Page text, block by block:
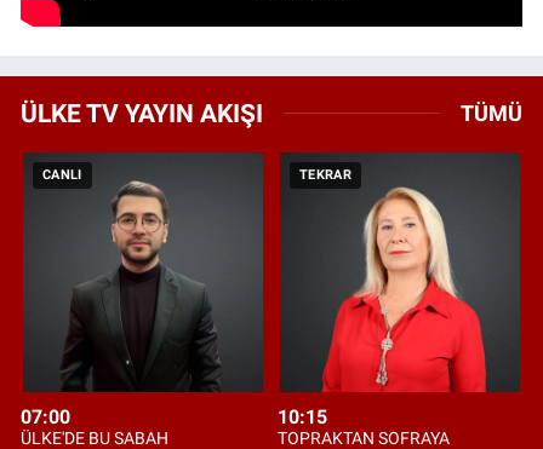
ÜLKE TV YAYIN AKIŞI TÜMÜ
CANLI
07:00
ÜLKE'DE BU SABAH
TEKRAR
10:15
TOPRAKTAN SOFRAYA